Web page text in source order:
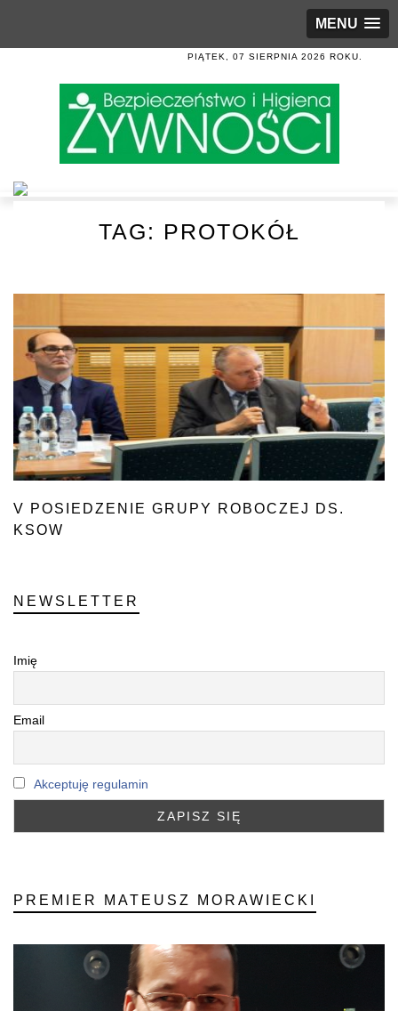
MENU
PIĄTEK, 07 SIERPNIA 2026 ROKU.
TAG: PROTOKÓŁ
V POSIEDZENIE GRUPY ROBOCZEJ DS.
KSOW
NEWSLETTER
Imię
Email
Akceptuję regulamin
PREMIER MATEUSZ MORAWIECKI